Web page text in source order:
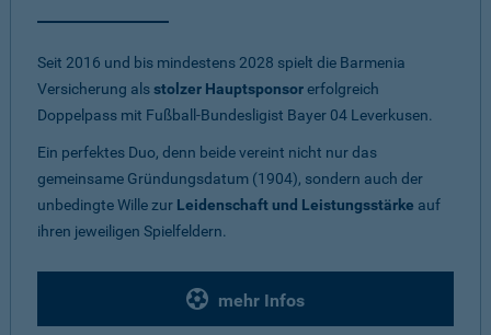
Seit 2016 und bis mindestens 2028 spielt die Barmenia
Versicherung alsstolzer Hauptsponsorerfolgreich
Doppelpass mit Fußball-Bundesligist Bayer 04 Leverkusen.
Ein perfektes Duo, denn beide vereint nicht nur das
gemeinsame Gründungsdatum (1904), sondern auch der
unbedingte Wille zur Leidenschaft und Leistungsstärke auf
ihren jeweiligen Spielfeldern.
mehr Infos